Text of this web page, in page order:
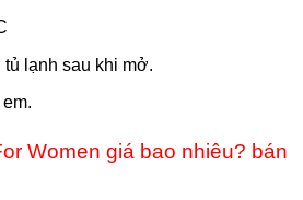
tủ lạnh sau khi mở.
Women giá bao nhiêu? bán